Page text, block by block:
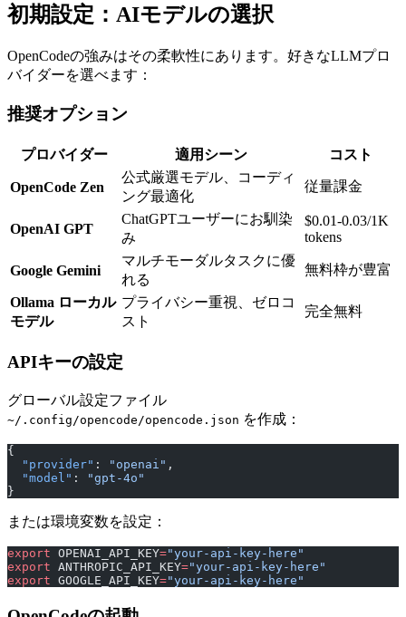
初期設定：AIモデルの選択
OpenCodeの強みはその柔軟性にあります。好きなLLMプロ
バイダーを選べます：
推奨オプション
プロバイダー 適用シーン コスト
OpenCode Zen
公式厳選モデル、コーディ
ング最適化
従量課金
OpenAI GPT
ChatGPTユーザーにお馴染
み
$0.01-0.03/1K
tokens
Google Gemini
マルチモーダルタスクに優
れる
無料枠が豊富
Ollama ローカル
モデル
プライバシー重視、ゼロコ
スト
完全無料
APIキーの設定
グローバル設定ファイル
~/.config/opencode/opencode.json を作成：
{
  "provider"
: "openai" ,
  "model"
:
"gpt-4o"
}
または環境変数を設定：
export OPENAI_API_KEY="your-api-key-here"
export ANTHROPIC_API_KEY="your-api-key-here"
export GOOGLE_API_KEY="your-api-key-here"